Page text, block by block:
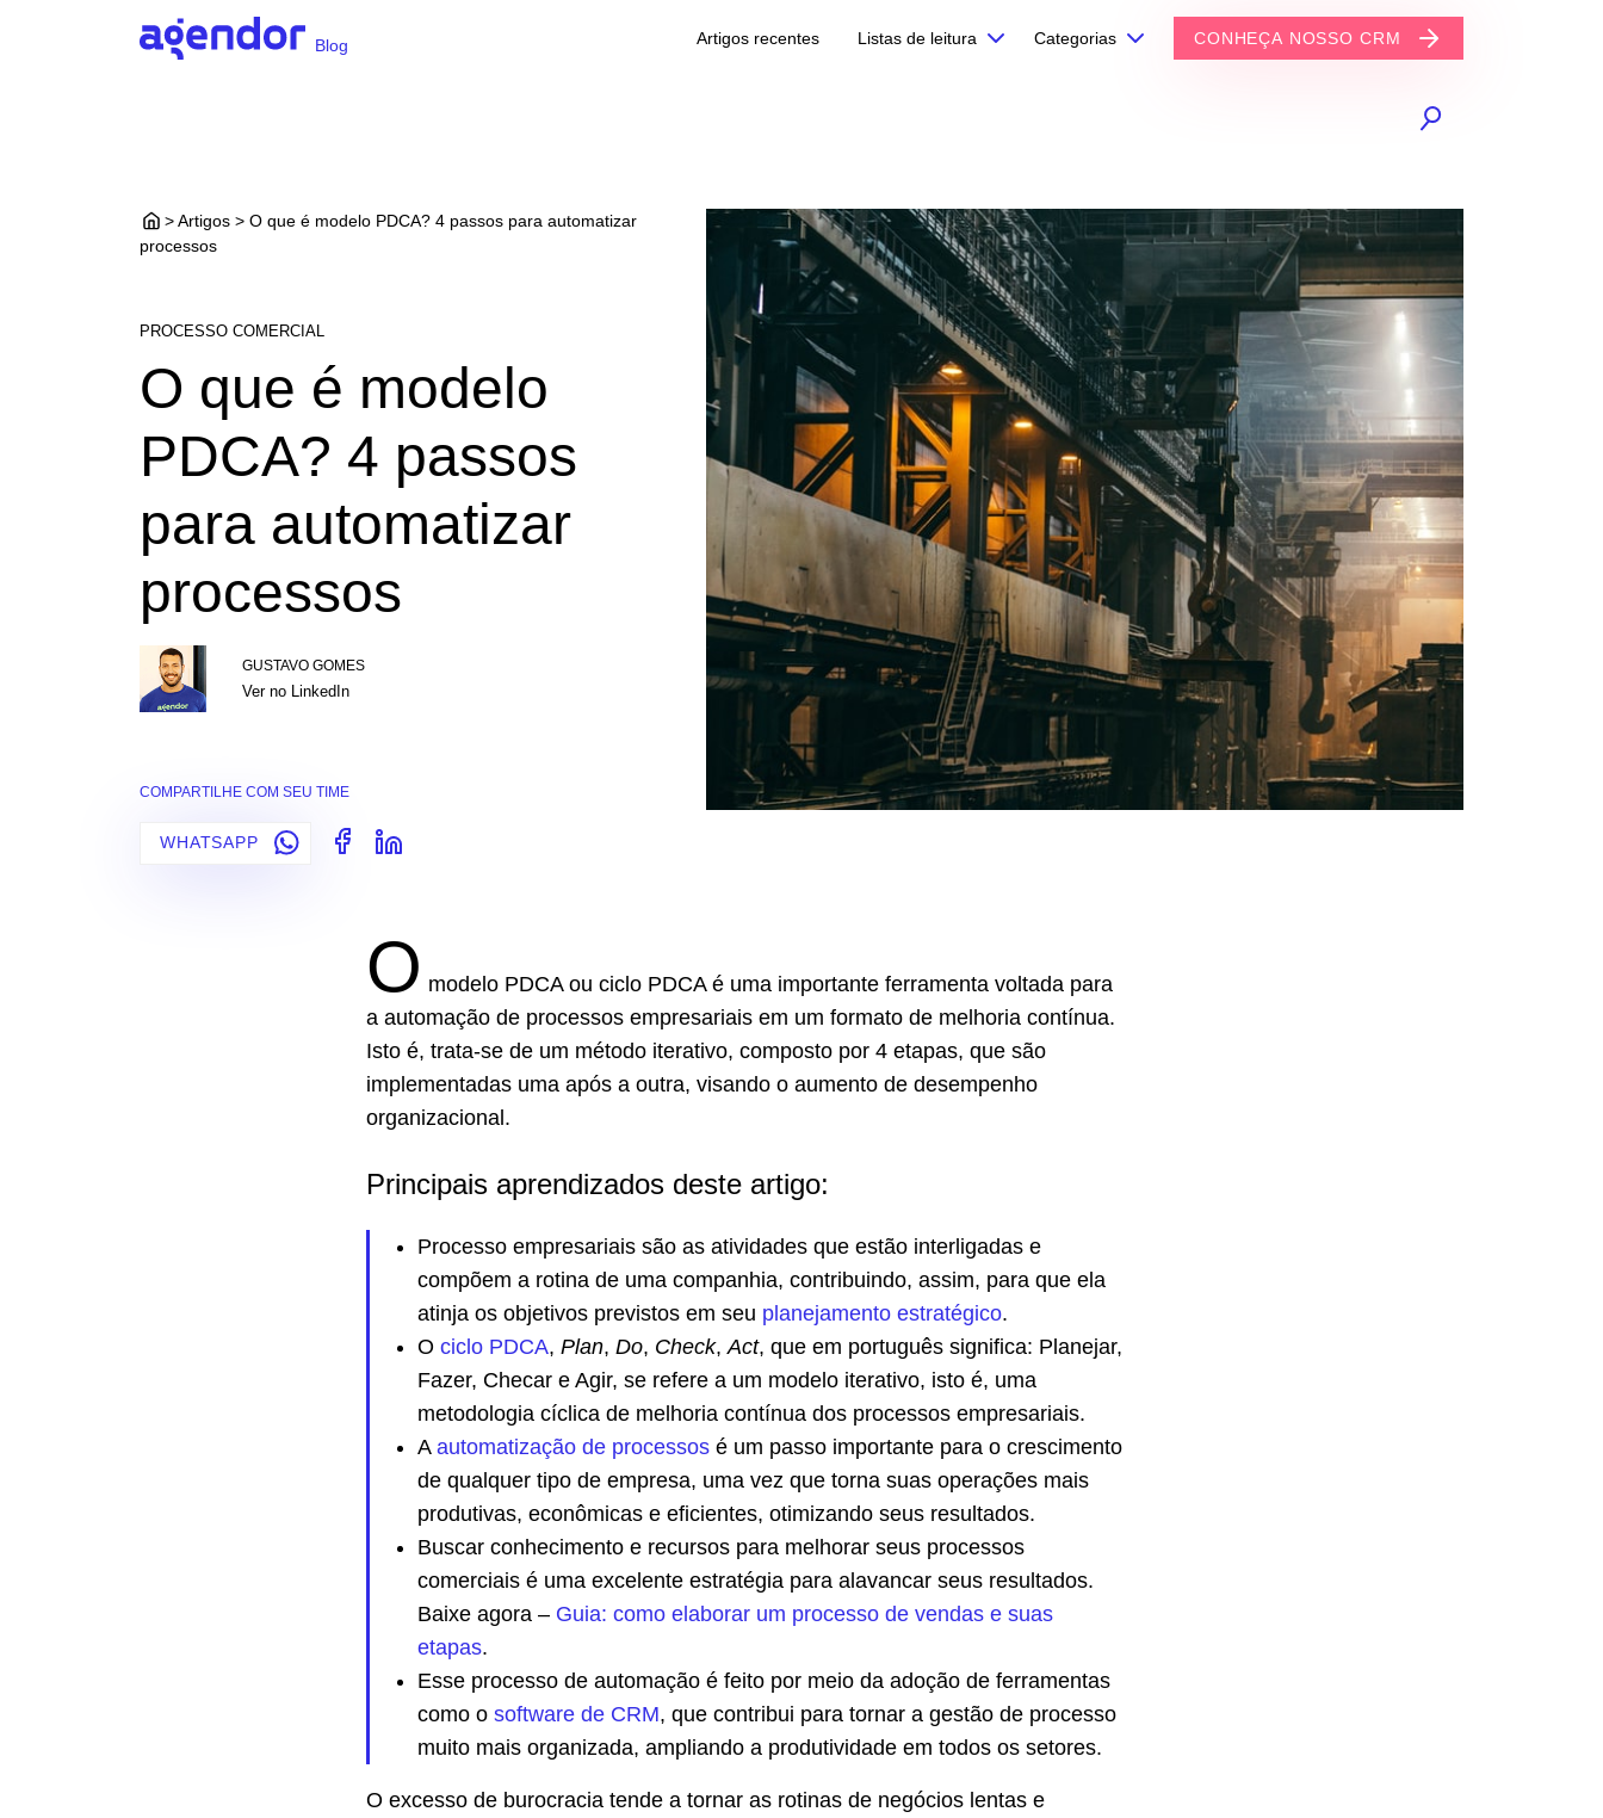
Blog Artigos recentes Listas de leitura Categorias CONHEÇA NOSSO CRM
> Artigos > O que é modelo PDCA? 4 passos para automatizar
processos
PROCESSO COMERCIAL
O que é modelo
PDCA? 4 passos
para automatizar
processos
GUSTAVO GOMES
Ver no LinkedIn
COMPARTILHE COM SEU TIME
WHATSAPP
O modelo PDCA ou ciclo PDCA é uma importante ferramenta voltada para
a automação de processos empresariais em um formato de melhoria contínua.
Isto é, trata-se de um método iterativo, composto por 4 etapas, que são
implementadas uma após a outra, visando o aumento de desempenho
organizacional.
Principais aprendizados deste artigo:
Processo empresariais são as atividades que estão interligadas e
compõem a rotina de uma companhia, contribuindo, assim, para que ela
atinja os objetivos previstos em seu planejamento estratégico.
O ciclo PDCA, Plan, Do, Check,Act, que em português significa: Planejar,
Fazer, Checar e Agir, se refere a um modelo iterativo, isto é, uma
metodologia cíclica de melhoria contínua dos processos empresariais.
A automatização de processos é um passo importante para o crescimento
de qualquer tipo de empresa, uma vez que torna suas operações mais
produtivas, econômicas e eficientes, otimizando seus resultados.
Buscar conhecimento e recursos para melhorar seus processos
comerciais é uma excelente estratégia para alavancar seus resultados.
Baixe agora – Guia: como elaborar um processo de vendas e suas
etapas.
Esse processo de automação é feito por meio da adoção de ferramentas
como o software de CRM, que contribui para tornar a gestão de processo
muito mais organizada, ampliando a produtividade em todos os setores.
O excesso de burocracia tende a tornar as rotinas de negócios lentas e